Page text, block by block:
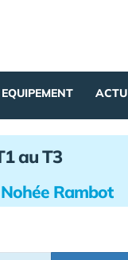
EQUIPEMENT ACTU
au T3
Rambot